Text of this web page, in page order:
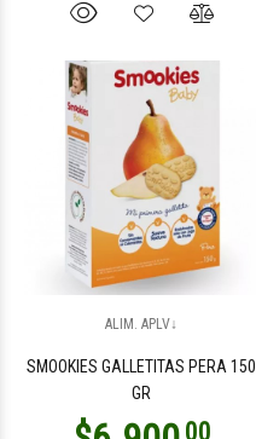
ALIM. APLV↓
SMOOKIES GALLETITAS PERA 150
GR